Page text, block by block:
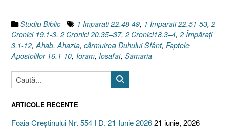
de
Dumnezeu,
prin
Duhul
?
[Faptele
16.1-
10]”
Studiu Biblic 1 Imparati 22.48-49, 1 Imparati 22.51-53, 2
Cronici 19.1-3, 2 Cronici 20.35–37, 2 Cronici18.3–4, 2 Împăraţi
3.1-12,Ahab,Ahazia, cârmuirea Duhului Sfânt, Faptele
Apostolilor 16.1-10, Ioram, Iosafat, Samaria
ARTICOLE RECENTE
Foaia Creștinului Nr. 554 I D. 21 Iunie 202621 iunie, 2026